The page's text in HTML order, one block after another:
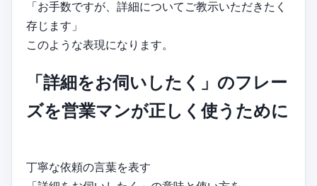
「お手数ですが、詳細についてご教示いただきたく
存じます」
このような表現になります。
「詳細をお伺いしたく」のフレー
ズを営業マンが正しく使うために
丁寧な依頼の言葉を表す